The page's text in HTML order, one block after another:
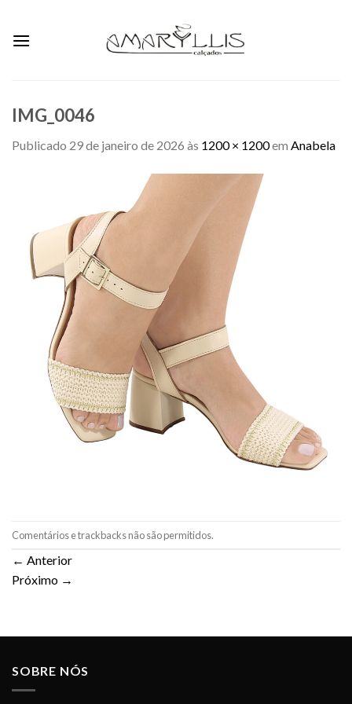
content
IMG_0046
Publicado 29 de janeiro de 2026 às 1200 × 1200em Anabela
Comentários e trackbacks não são permitidos.
← Anterior
Próximo →
SOBRE NÓS